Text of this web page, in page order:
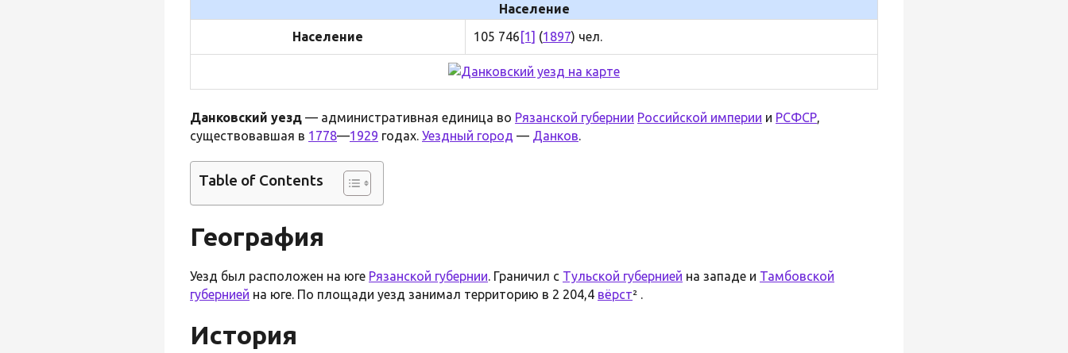
Население
Население
105 746 [1] (1897) чел.
Данковский уезд — административная единица во Рязанской губернии Российской империи и РСФСР,
существовавшая в 1778—1929 годах. Уездный город — Данков.
Table of Contents
География
Уезд был расположен на юге Рязанской губернии. Граничил с Тульской губернией на западе и Тамбовской
губернией на юге. По площади уезд занимал территорию в 2 204,4 вёрст² .
История